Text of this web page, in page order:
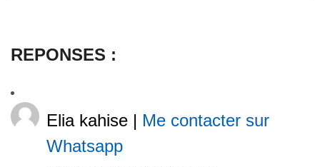
REPONSES :
Elia kahise | Me contacter sur
Whatsapp